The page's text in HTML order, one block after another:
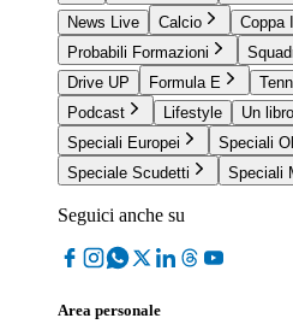
News Live
Calcio Coppa
Probabili Formazioni
Drive UP
Formula E
Podcast
Lifestyle
Un
Speciali Europei
Speciali
Speciale Scudetti
Speciali
Seguici anche su
Area personale